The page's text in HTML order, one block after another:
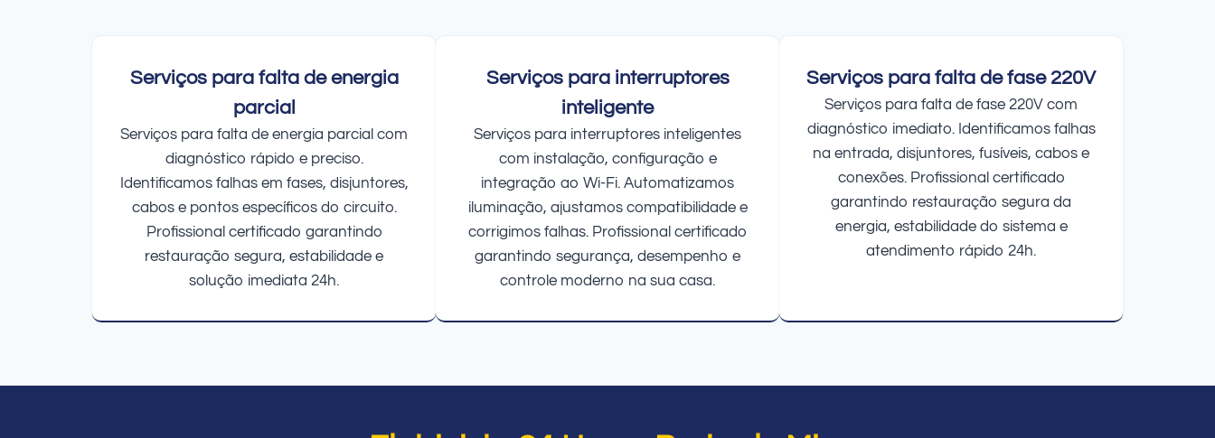
Serviços para falta de energia
parcial
Serviços para falta de energia parcial com
diagnóstico rápido e preciso.
Identificamos falhas em fases, disjuntores,
cabos e pontos específicos do circuito.
Profissional certificado garantindo
restauração segura, estabilidade e
solução imediata 24h.
Serviços para interruptores
inteligente
Serviços para interruptores inteligentes
com instalação, configuração e
integração ao Wi-Fi. Automatizamos
iluminação, ajustamos compatibilidade e
corrigimos falhas. Profissional certificado
garantindo segurança, desempenho e
controle moderno na sua casa.
Serviços para falta de fase 220V
Serviços para falta de fase 220V com
diagnóstico imediato. Identificamos falhas
na entrada, disjuntores, fusíveis, cabos e
conexões. Profissional certificado
garantindo restauração segura da
energia, estabilidade do sistema e
atendimento rápido 24h.